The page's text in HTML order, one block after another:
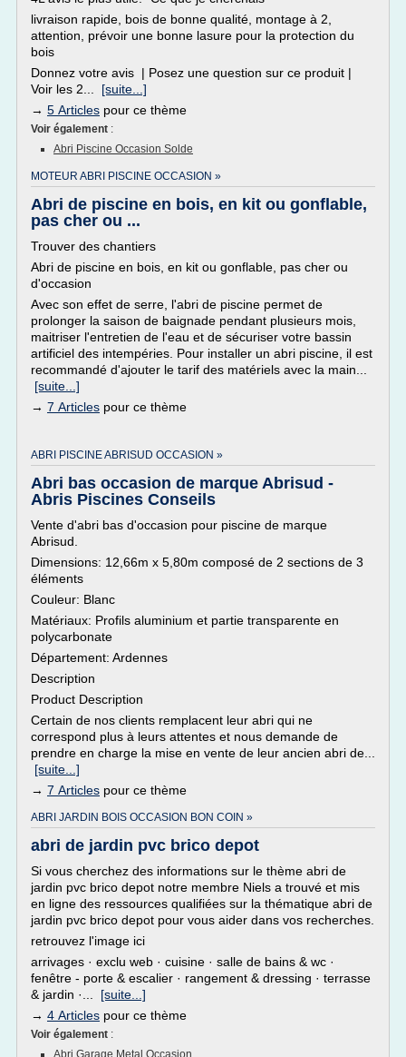
livraison rapide, bois de bonne qualité, montage à 2,
attention, prévoir une bonne lasure pour la protection du
bois
Donnez votre avis | Posez une question sur ce produit |
Voir les 2... [suite...]
→ 5 Articles pour ce thème
Voir également :
Abri Piscine Occasion Solde
MOTEUR ABRI PISCINE OCCASION »
Abri de piscine en bois, en kit ou gonflable,
pas cher ou ...
Trouver des chantiers
Abri de piscine en bois, en kit ou gonflable, pas cher ou
d'occasion
Avec son effet de serre, l'abri de piscine permet de
prolonger la saison de baignade pendant plusieurs mois,
maitriser l'entretien de l'eau et de sécuriser votre bassin
artificiel des intempéries. Pour installer un abri piscine, il est
recommandé d'ajouter le tarif des matériels avec la main...
[suite...]
→ 7 Articles pour ce thème
ABRI PISCINE ABRISUD OCCASION »
Abri bas occasion de marque Abrisud -
Abris Piscines Conseils
Vente d'abri bas d'occasion pour piscine de marque
Abrisud.
Dimensions: 12,66m x 5,80m composé de 2 sections de 3
éléments
Couleur: Blanc
Matériaux: Profils aluminium et partie transparente en
polycarbonate
Département: Ardennes
Description
Product Description
Certain de nos clients remplacent leur abri qui ne
correspond plus à leurs attentes et nous demande de
prendre en charge la mise en vente de leur ancien abri de...
[suite...]
→ 7 Articles pour ce thème
ABRI JARDIN BOIS OCCASION BON COIN »
abri de jardin pvc brico depot
Si vous cherchez des informations sur le thème abri de
jardin pvc brico depot notre membre Niels a trouvé et mis
en ligne des ressources qualifiées sur la thématique abri de
jardin pvc brico depot pour vous aider dans vos recherches.
retrouvez l'image ici
arrivages · exclu web · cuisine · salle de bains & wc ·
fenêtre - porte & escalier · rangement & dressing · terrasse
& jardin ·... [suite...]
→ 4 Articles pour ce thème
Voir également :
Abri Garage Metal Occasion